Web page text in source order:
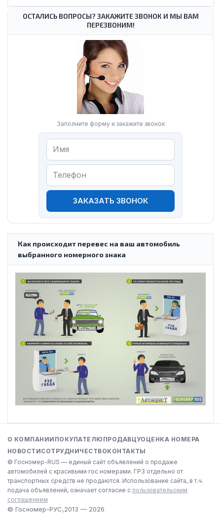
ОСТАЛИСЬ ВОПРОСЫ? ЗАКАЖИТЕ ЗВОНОК И МЫ ВАМ
ПЕРЕЗВОНИМ!
Заполните форму и закажите звонок
ЗАКАЗАТЬ ЗВОНОК
Как происходит перевес на ваш автомобиль
выбранного номерного знака
© Госномер-RUS — единый сайт объявлений о продаже
автомобилей с красивыми гос номерами. ГРЗ отдельно от
транспортных средств не продаются. Использование сайта, в т.ч.
подача объявлений, означает согласие с пользовательским
соглашением
О КОМПАНИИ ПОКУПАТЕЛЮ ПРОДАВЦУОЦЕНКА НОМЕРА
НОВОСТИСОТРУДНИЧЕСТВОКОНТАКТЫ
© Госномер-РУС,2013 — 2026